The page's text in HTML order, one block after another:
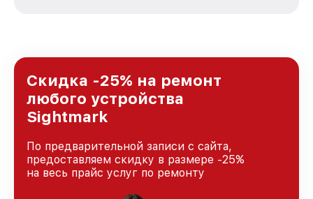
городе Казани, постоянно повышая уровень
доверия и лояльности наших клиентов.
Скидка -25% на ремонт
любого устройства
Sightmark
По предварительной записи с сайта,
предоставляем скидку в размере -25%
на весь прайс услуг по ремонту